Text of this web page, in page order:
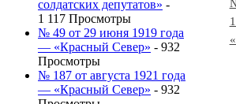
солдатских депутатов» -
1 117 Просмотры
№ 49 от 29 июня 1919 года
— «Красный Север» - 932
Просмотры
№ 187 от августа 1921 года
— «Красный Север» - 932